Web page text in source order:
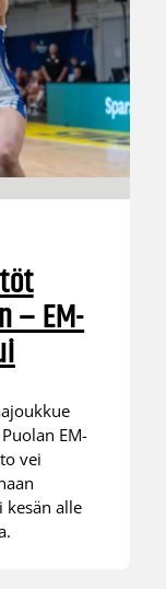
– EM-
EM-
vei
kesän alle